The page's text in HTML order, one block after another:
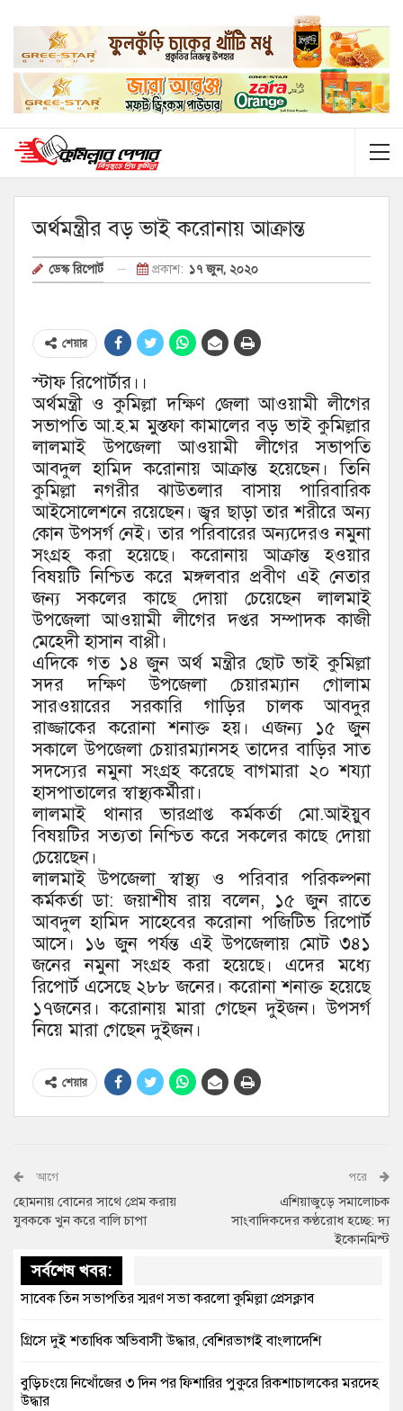
অর্থমন্ত্রীর বড় ভাই করোনায় আক্রান্ত
ডেস্ক রিপোর্ট প্রকাশ: ১৭ জুন, ২০২০
শেয়ার
স্টাফ রিপোর্টার।।
অর্থমন্ত্রী ও কুমিল্লা দক্ষিণ জেলা আওয়ামী লীগের
সভাপতি আ.হ.ম মুস্তফা কামালের বড় ভাই কুমিল্লার
লালমাই উপজেলা আওয়ামী লীগের সভাপতি
আবদুল হামিদ করোনায় আক্রান্ত হয়েছেন। তিনি
কুমিল্লা নগরীর ঝাউতলার বাসায় পারিবারিক
আইসোলেশনে রয়েছেন। জ্বর ছাড়া তার শরীরে অন্য
কোন উপসর্গ নেই। তার পরিবারের অন্যদেরও নমুনা
সংগ্রহ করা হয়েছে। করোনায় আক্রান্ত হওয়ার
বিষয়টি নিশ্চিত করে মঙ্গলবার প্রবীণ এই নেতার
জন্য সকলের কাছে দোয়া চেয়েছেন লালমাই
উপজেলা আওয়ামী লীগের দপ্তর সম্পাদক কাজী
মেহেদী হাসান বাপ্পী।
এদিকে গত ১৪ জুন অর্থ মন্ত্রীর ছোট ভাই কুমিল্লা
সদর দক্ষিণ উপজেলা চেয়ারম্যান গোলাম
সারওয়ারের সরকারি গাড়ির চালক আবদুর
রাজ্জাকের করোনা শনাক্ত হয়। এজন্য ১৫ জুন
সকালে উপজেলা চেয়ারম্যানসহ তাদের বাড়ির সাত
সদস্যের নমুনা সংগ্রহ করেছে বাগমারা ২০ শয্যা
হাসপাতালের স্বাস্থ্যকর্মীরা।
লালমাই থানার ভারপ্রাপ্ত কর্মকর্তা মো.আইয়ুব
বিষয়টির সত্যতা নিশ্চিত করে সকলের কাছে দোয়া
চেয়েছেন।
লালমাই উপজেলা স্বাস্থ্য ও পরিবার পরিকল্পনা
কর্মকর্তা ডা: জয়াশীষ রায় বলেন, ১৫ জুন রাতে
আবদুল হামিদ সাহেবের করোনা পজিটিভ রিপোর্ট
আসে। ১৬ জুন পর্যন্ত এই উপজেলায় মোট ৩৪১
জনের নমুনা সংগ্রহ করা হয়েছে। এদের মধ্যে
রিপোর্ট এসেছে ২৮৮ জনের। করোনা শনাক্ত হয়েছে
১৭জনের। করোনায় মারা গেছেন দুইজন। উপসর্গ
নিয়ে মারা গেছেন দুইজন।
শেয়ার
আগে
হোমনায় বোনের সাথে প্রেম করায়
যুবককে খুন করে বালি চাপা
পরে
এশিয়াজুড়ে সমালোচক
সাংবাদিকদের কণ্ঠরোধ হচ্ছে: দ্য
ইকোনমিস্ট
সর্বশেষ খবর:
সাবেক তিন সভাপতির স্মরণ সভা করলো কুমিল্লা প্রেসক্লাব
গ্রিসে দুই শতাধিক অভিবাসী উদ্ধার, বেশিরভাগই বাংলাদেশি
বুড়িচংয়ে নিখোঁজের ৩ দিন পর ফিশারির পুকুরে রিকশাচালকের মরদেহ
উদ্ধার